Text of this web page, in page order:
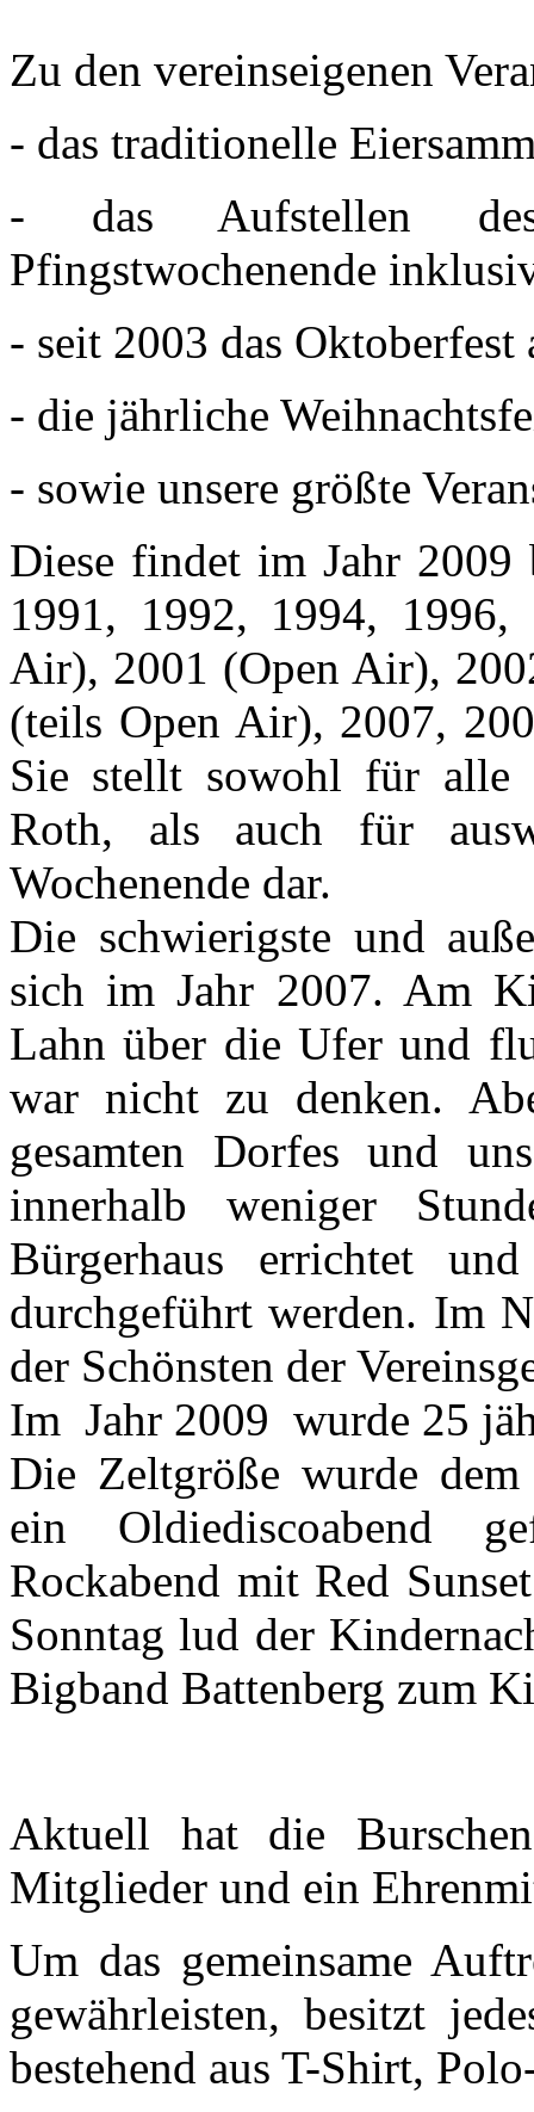
Zu den vereinseigenen
- das traditionelle
- das Aufstellen
Pfingstwochenende
- seit 2003 das Oktoberfest
- die jährliche
- sowie unsere größte
Diese findet im Jahr
1991, 1992, 1994,
Air), 2001 (Open Air),
(teils Open Air), 2007,
Sie stellt sowohl für alle
Roth, als auch für
Wochenende dar.
Die schwierigste und
sich im Jahr 2007. Am
Lahn über die Ufer und
war nicht zu denken.
gesamten Dorfes und
innerhalb weniger
Bürgerhaus errichtet
durchgeführt werden. Im
der Schönsten der
Im Jahr 2009 wurde 25
Die Zeltgröße wurde
ein Oldiediscoabend
Rockabend mit Red
Sonntag lud der
Bigband Battenberg zum
Aktuell hat die
Mitglieder und ein
Um das gemeinsame
gewährleisten, besitzt
bestehend aus T-Shirt,